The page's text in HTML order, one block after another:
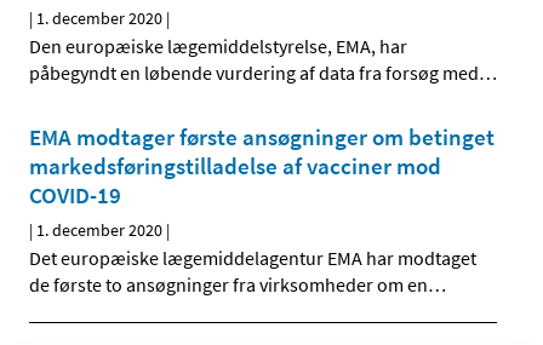
| 1. december 2020 |
Den europæiske lægemiddelstyrelse, EMA, har
påbegyndt en løbende vurdering af data fra forsøg med…
EMA modtager første ansøgninger om betinget
markedsføringstilladelse af vacciner mod
COVID-19
| 1. december 2020 |
Det europæiske lægemiddelagentur EMA har modtaget
de første to ansøgninger fra virksomheder om en…